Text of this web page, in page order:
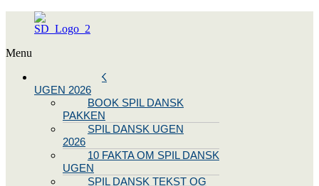
Menu
SPIL DANSK
UGEN 2026
BOOK SPIL DANSK
PAKKEN
SPIL DANSK UGEN
2026
10 FAKTA OM SPIL DANSK
UGEN
SPIL DANSK TEKST OG